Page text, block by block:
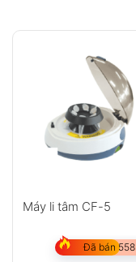
Máy li tâm CF-5
Đã bán 558